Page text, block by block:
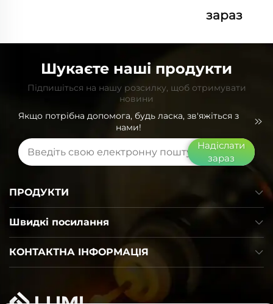
зараз
Шукаєте наші продукти
Підпишіться на нашу розсилку, щоб отримувати
новини
Якщо потрібна допомога, будь ласка, зв'яжіться з
нами!
Надіслати
зараз
Швидкі посилання
ПРОДУКТИ
КОНТАКТНА ІНФОРМАЦІЯ